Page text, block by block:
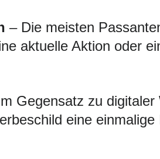
– Die meisten
aktuelle Aktion oder
Gegensatz zu
eine